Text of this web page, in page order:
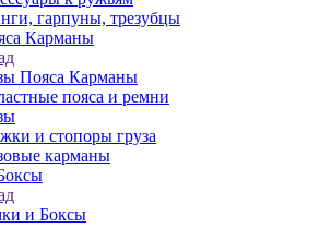
гарпуны, трезубцы
Карманы
Пояса Карманы
пояса и ремни
и стопоры груза
карманы
и Боксы